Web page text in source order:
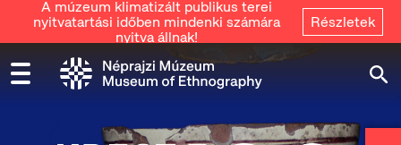
A múzeum klimatizált publikus terei
nyitvatartási időben mindenki számára
nyitva állnak!
Részletek